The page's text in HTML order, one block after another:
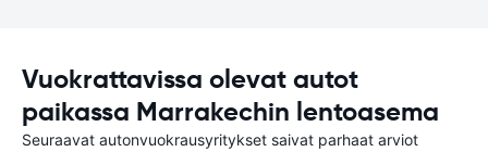
Vuokrattavissa olevat autot
paikassa Marrakechin lentoasema
Seuraavat autonvuokrausyritykset saivat parhaat arviot